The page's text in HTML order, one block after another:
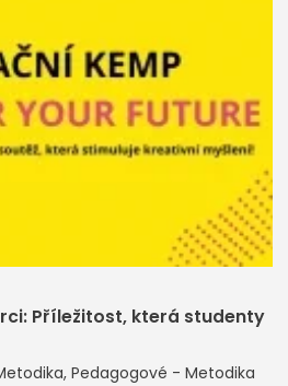
Příležitost, která studenty
Pedagogové - Metodika